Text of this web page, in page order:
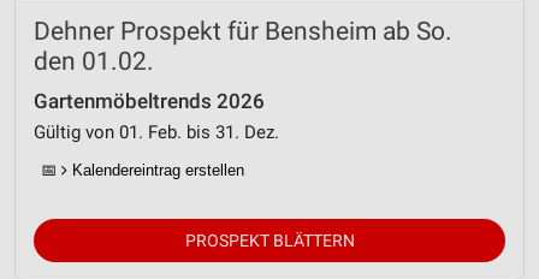
Dehner Prospekt für Bensheim ab So.
den 01.02.
Gartenmöbeltrends 2026
Gültig von 01. Feb. bis 31. Dez.
📅 Kalendereintrag erstellen
PROSPEKT BLÄTTERN